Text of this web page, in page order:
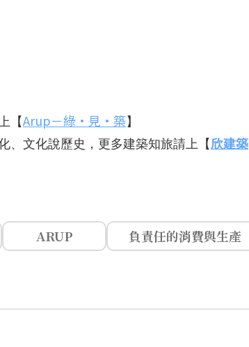
【Arup－綠•見•築】
、文化說歷史，更多建築知旅請上【 欣建築
ARUP 負責任的消費與生產